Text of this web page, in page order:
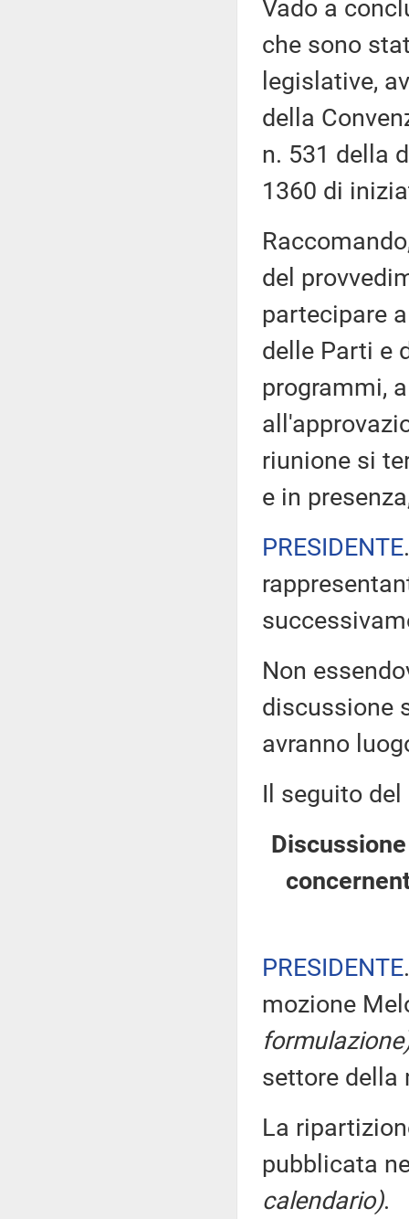
Vado a
che sono
legislative,
della
n. 531 della
1360 di
del
partecipare
delle Parti e
programmi,
riunione si
e in
PRESIDENTE
Non
discussione
avranno
Il seguito
PRESIDENTE
mozione
settore
La
pubblicata
calendario).